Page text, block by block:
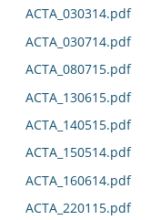
ACTA_030314.pdf
ACTA_030714.pdf
ACTA_080715.pdf
ACTA_130615.pdf
ACTA_140515.pdf
ACTA_150514.pdf
ACTA_160614.pdf
ACTA_220115.pdf